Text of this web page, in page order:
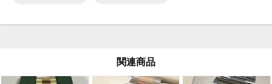
関連商品